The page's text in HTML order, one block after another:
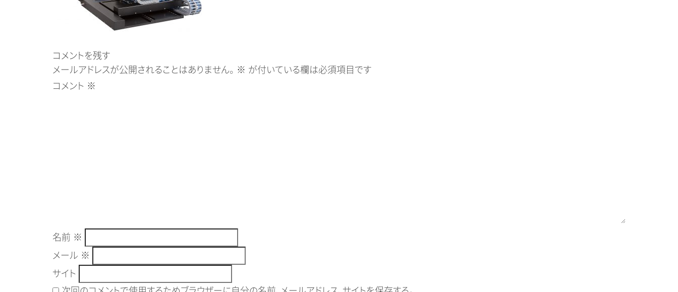
コメントを残す
メールアドレスが公開されることはありません。 ※ が付いている欄は必須項目です
コメント ※
名前 ※
メール ※
サイト